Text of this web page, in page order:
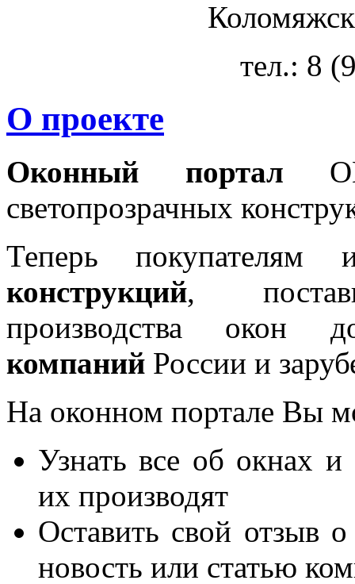
тел.: 8
О проекте
Оконный портал
светопрозрачных
Теперь покупателям
конструкций,
производства окон
компаний России и
На оконном портале Вы
Узнать все об окнах и
их производят
Оставить свой отзыв
новость или статью